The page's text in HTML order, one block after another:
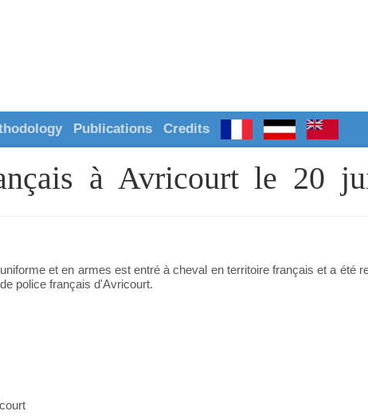
Publications Credits
à Avricourt le 20
et en armes est entré à cheval en territoire français et a été
police français d'Avricourt.